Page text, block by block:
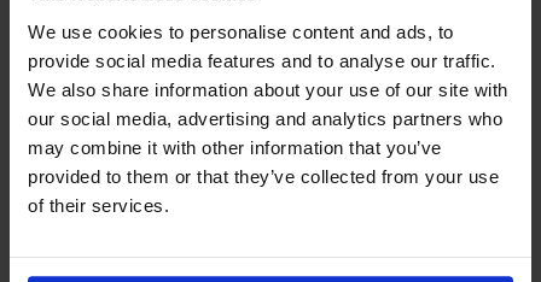
We use cookies to personalise content and ads, to
provide social media features and to analyse our traffic.
We also share information about your use of our site with
our social media, advertising and analytics partners who
may combine it with other information that you’ve
provided to them or that they’ve collected from your use
of their services.
Oma isikuandmeid jagades on sul võimalik leida võimalusi
osaleda oma huvidele vastavates uuringutes, täiustada tooteid ja
isikuandmeid ainult turu-uuringute eesmärgil. Triaba kogub
isikuandmeid ainult turu-uuringute eesmärgil.